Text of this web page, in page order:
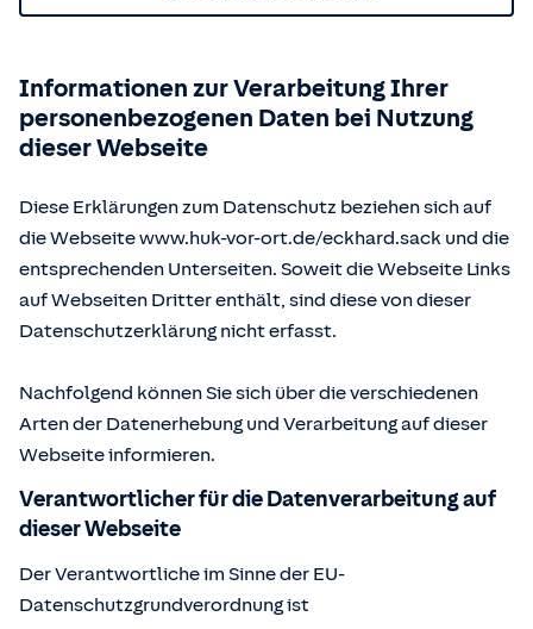
Informationen zur Verarbeitung Ihrer
personenbezogenen Daten bei Nutzung
dieser Webseite
Diese Erklärungen zum Datenschutz beziehen sich auf
die Webseite www.huk-vor-ort.de/eckhard.sack und die
entsprechenden Unterseiten. Soweit die Webseite Links
auf Webseiten Dritter enthält, sind diese von dieser
Datenschutzerklärung nicht erfasst.
Nachfolgend können Sie sich über die verschiedenen
Arten der Datenerhebung und Verarbeitung auf dieser
Webseite informieren.
Verantwortlicher für die Datenverarbeitung auf
dieser Webseite
Der Verantwortliche im Sinne der EU-
Datenschutzgrundverordnung ist